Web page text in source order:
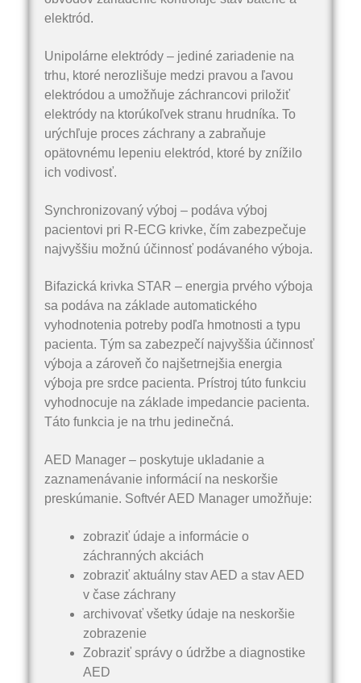
elektród.
Unipolárne elektródy – jediné zariadenie na
trhu, ktoré nerozlišuje medzi pravou a ľavou
elektródou a umožňuje záchrancovi priložiť
elektródy na ktorúkoľvek stranu hrudníka. To
urýchľuje proces záchrany a zabraňuje
opätovnému lepeniu elektród, ktoré by znížilo
ich vodivosť.
Synchronizovaný výboj – podáva výboj
pacientovi pri R-ECG krivke, čím zabezpečuje
najvyššiu možnú účinnosť podávaného výboja.
Bifazická krivka STAR – energia prvého výboja
sa podáva na základe automatického
vyhodnotenia potreby podľa hmotnosti a typu
pacienta. Tým sa zabezpečí najvyššia účinnosť
výboja a zároveň čo najšetrnejšia energia
výboja pre srdce pacienta. Prístroj túto funkciu
vyhodnocuje na základe impedancie pacienta.
Táto funkcia je na trhu jedinečná.
AED Manager – poskytuje ukladanie a
zaznamenávanie informácií na neskoršie
preskúmanie. Softvér AED Manager umožňuje:
zobraziť údaje a informácie o
záchranných akciách
zobraziť aktuálny stav AED a stav AED
v čase záchrany
archivovať všetky údaje na neskoršie
zobrazenie
Zobraziť správy o údržbe a diagnostike
AED